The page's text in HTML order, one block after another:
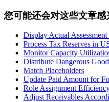
您可能还会对这些文章感
Display Actual
Process Tax Reserves in
Monitor Capacity
Distribute Dangerous
Match Placeholders
Update Paid Amount for
Role Assignment
Adjust Receivables